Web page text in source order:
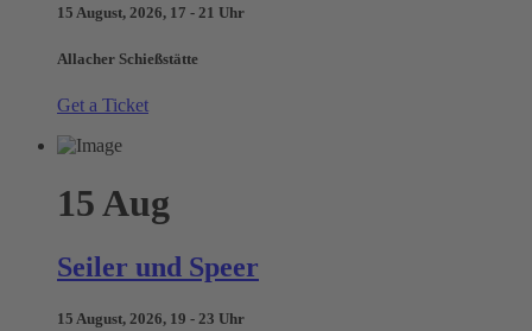
15 August, 2026, 17 - 21 Uhr
Allacher Schießstätte
Get a Ticket
15 Aug
Seiler und Speer
15 August, 2026, 19 - 23 Uhr